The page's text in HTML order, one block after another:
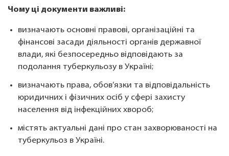
Чому ці документи важливі:
визначають основні правові, організаційні та
фінансові засади діяльності органів державної
влади, які безпосередньо відповідають за
подолання туберкульозу в Україні;
визначають права, обов’язки та відповідальність
юридичних і фізичних осіб у сфері захисту
населення від інфекційних хвороб;
містять актуальні дані про стан захворюваності на
туберкульоз в Україні.